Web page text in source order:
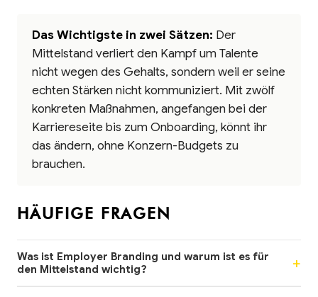
Das Wichtigste in zwei Sätzen: Der
Mittelstand verliert den Kampf um Talente
nicht wegen des Gehalts, sondern weil er seine
echten Stärken nicht kommuniziert. Mit zwölf
konkreten Maßnahmen, angefangen bei der
Karriereseite bis zum Onboarding, könnt ihr
das ändern, ohne Konzern-Budgets zu
brauchen.
HÄUFIGE FRAGEN
Was ist Employer Branding und warum ist es für
den Mittelstand wichtig?